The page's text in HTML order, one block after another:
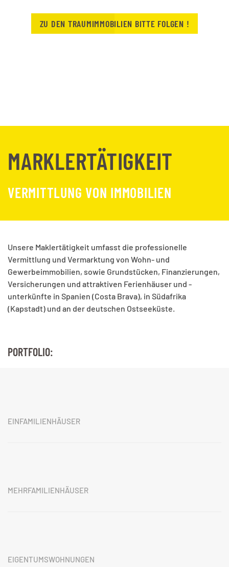
ZU DEN TRAUMIMMOBILIEN BITTE FOLGEN !
MARKLERTÄTIGKEIT
VERMITTLUNG VON IMMOBILIEN
Unsere Maklertätigkeit umfasst die professionelle
Vermittlung und Vermarktung von Wohn- und
Gewerbeimmobilien, sowie Grundstücken, Finanzierungen,
Versicherungen und attraktiven Ferienhäuser und -
unterkünfte in Spanien (Costa Brava), in Südafrika
(Kapstadt) und an der deutschen Ostseeküste.
PORTFOLIO:
EINFAMILIENHÄUSER
MEHRFAMILIENHÄUSER
EIGENTUMSWOHNUNGEN